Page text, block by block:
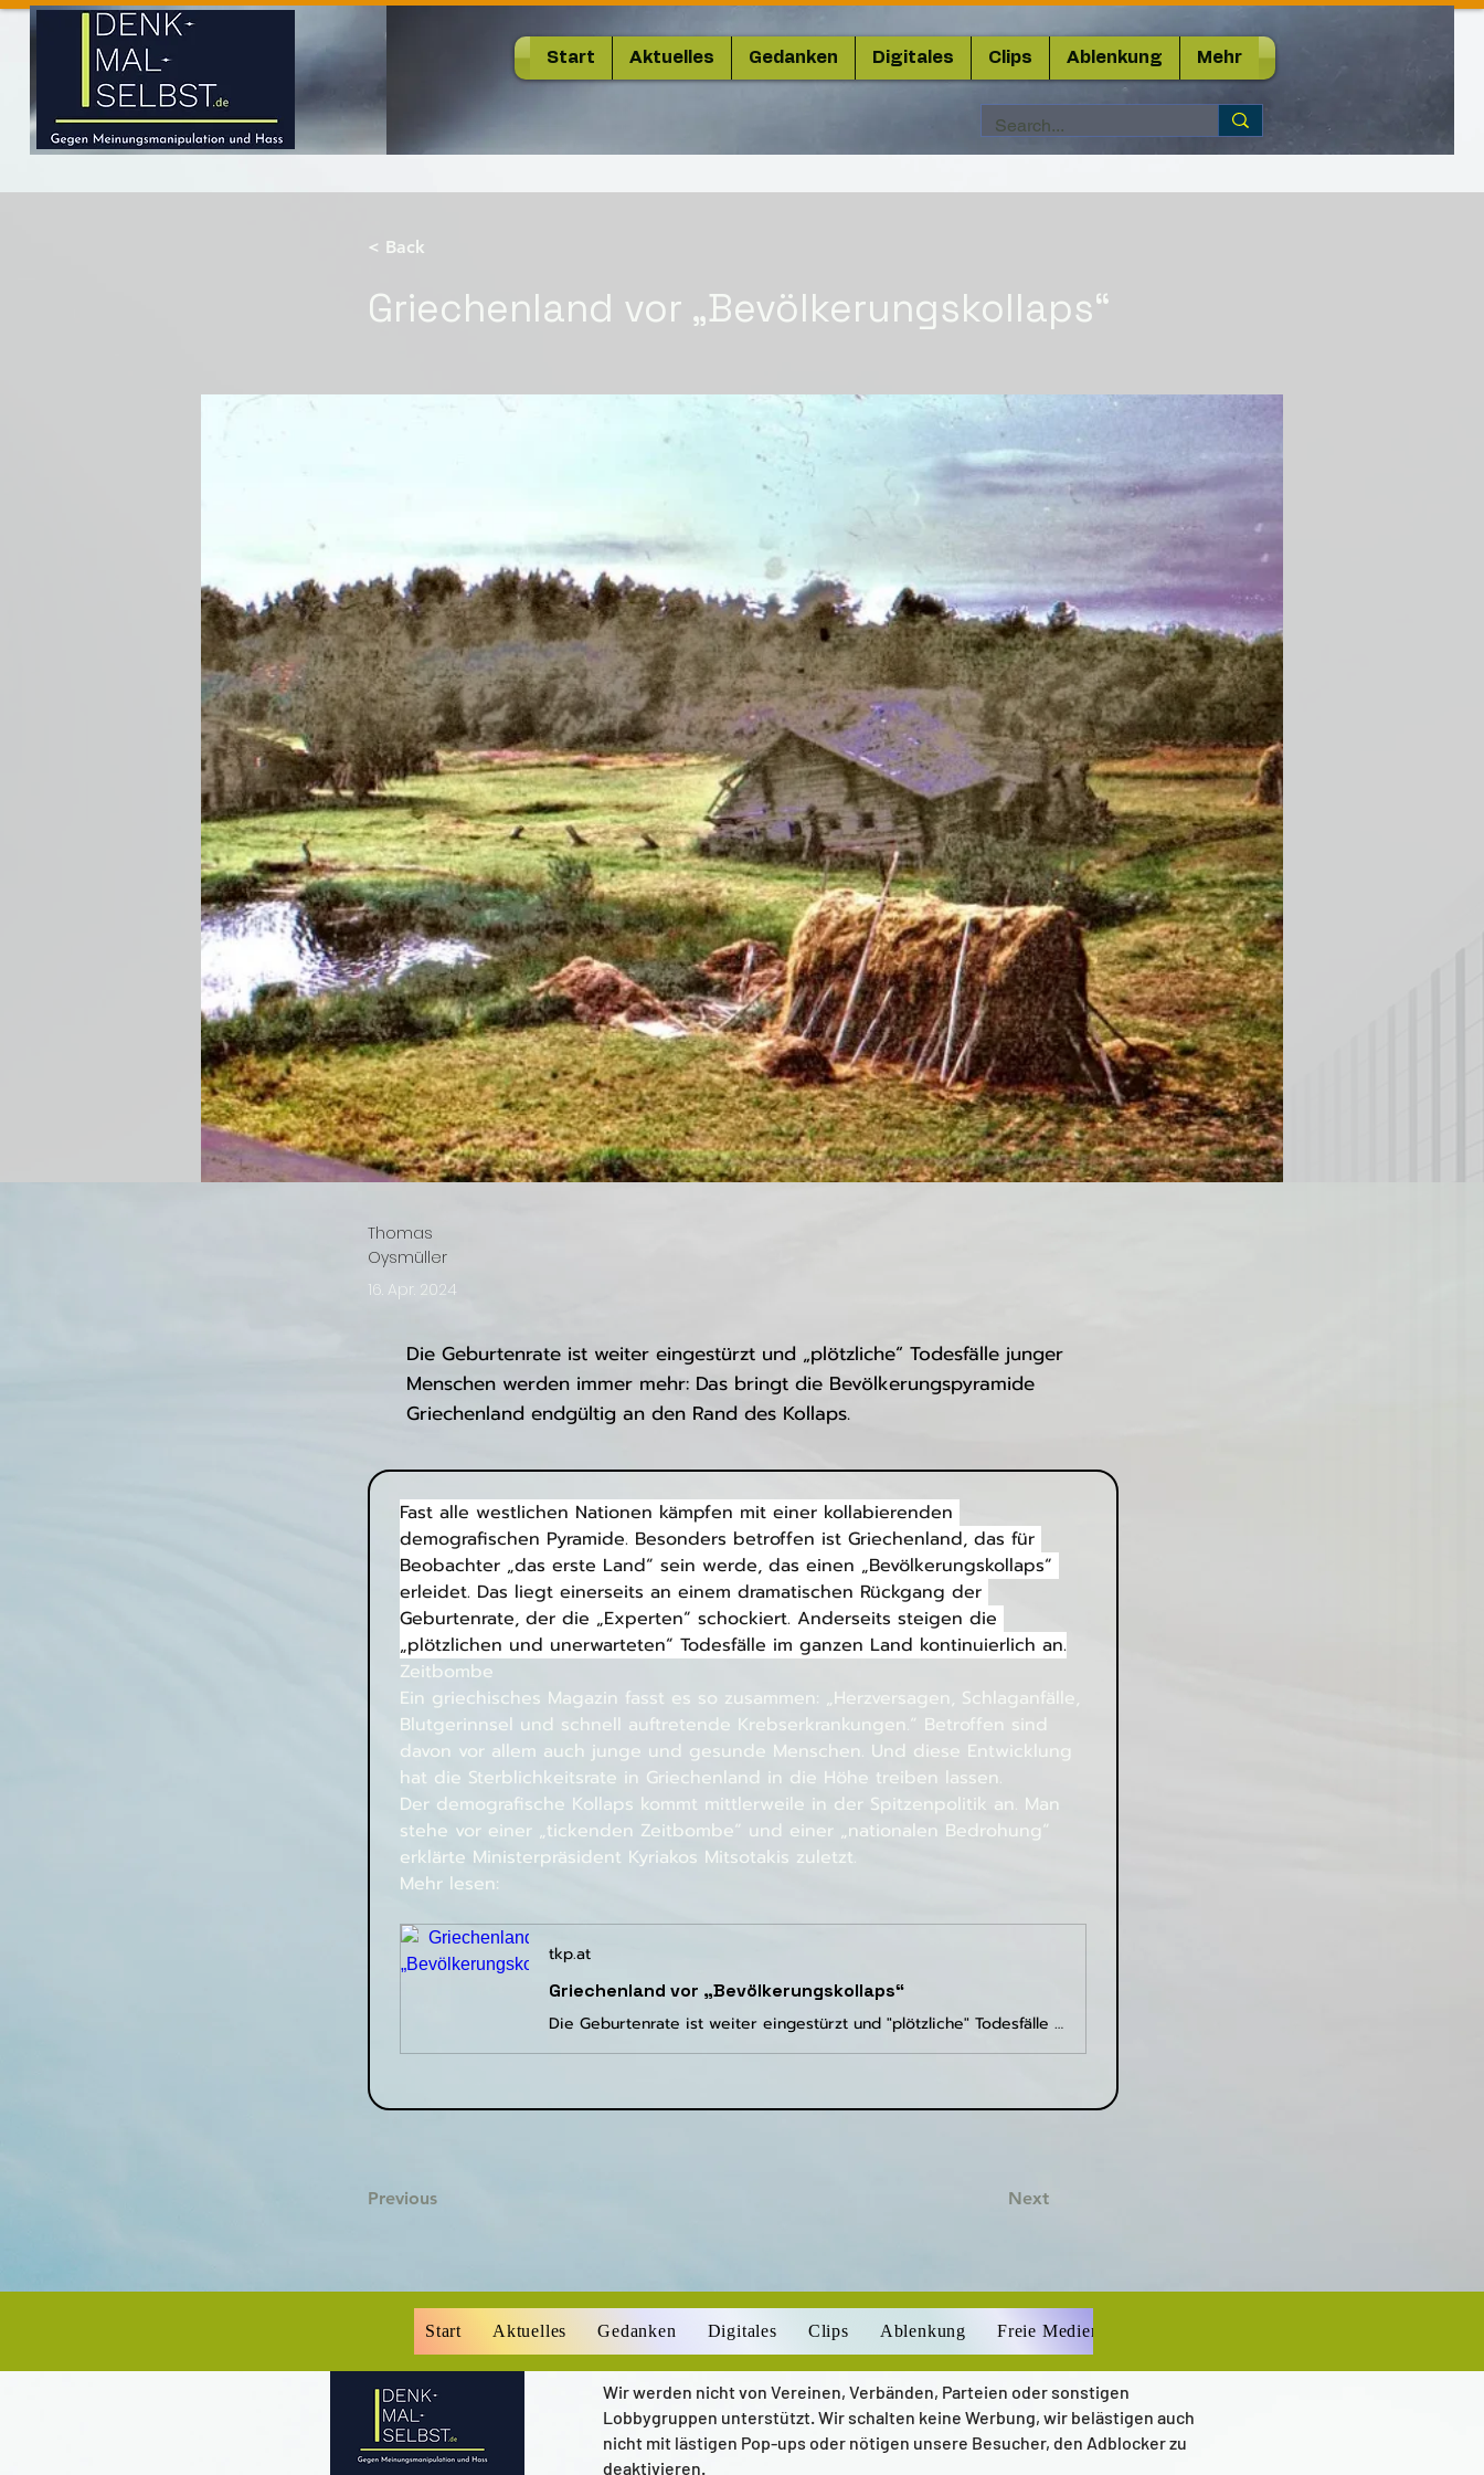
Start Aktuelles Gedanken Digitales Clips Ablenkung Mehr
< Back
Griechenland vor „Bevölkerungskollaps“
Thomas
Oysmüller
16. Apr. 2024
Die Geburtenrate ist weiter eingestürzt und „plötzliche“ Todesfälle junger
Menschen werden immer mehr: Das bringt die Bevölkerungspyramide
Griechenland endgültig an den Rand des Kollaps.
Fast alle westlichen Nationen kämpfen mit einer kollabierenden
demografischen Pyramide. Besonders betroffen ist Griechenland, das für
Beobachter „das erste Land“ sein werde, das einen „Bevölkerungskollaps“
erleidet. Das liegt einerseits an einem dramatischen Rückgang der
Geburtenrate, der die „Experten“ schockiert. Anderseits steigen die
„plötzlichen und unerwarteten“ Todesfälle im ganzen Land kontinuierlich an.
Zeitbombe
Ein griechisches Magazin fasst es so zusammen: „Herzversagen, Schlaganfälle,
Blutgerinnsel und schnell auftretende Krebserkrankungen.“ Betroffen sind
davon vor allem auch junge und gesunde Menschen. Und diese Entwicklung
hat die Sterblichkeitsrate in Griechenland in die Höhe treiben lassen.
Der demografische Kollaps kommt mittlerweile in der Spitzenpolitik an. Man
stehe vor einer „tickenden Zeitbombe“ und einer „nationalen Bedrohung“
erklärte Ministerpräsident Kyriakos Mitsotakis zuletzt.
Mehr lesen:
tkp.at
Griechenland vor „Bevölkerungskollaps“
Die Geburtenrate ist weiter eingestürzt und "plötzliche" Todesfälle junger Menschen werden immer mehr: Das bringt die Bevölkerungspyramide Griechenland endgültig an den Rand des Kollaps.
Previous Next
Start Aktuelles Gedanken Digitales Clips Ablenkung Freie Medien
Wir werden nicht von Vereinen, Verbänden, Parteien oder sonstigen
Lobbygruppen unterstützt. Wir schalten keine Werbung, wir belästigen auch
nicht mit lästigen Pop-ups oder nötigen unsere Besucher, den Adblocker zu
deaktivieren.